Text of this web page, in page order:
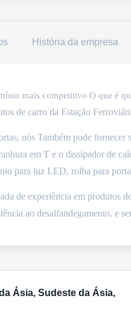
História da empresa
mais competitivo O que é
de carro da Estação
nós Também pode fornecer
em T e o dissipador de
para luz LED, rolha para
de experiência em
ao desalfandegamento, e
Ásia, Sudeste da Ásia,